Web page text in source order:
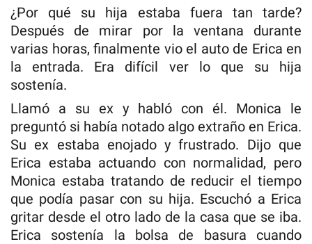
¿Por qué su hija estaba fuera tan tarde?
Después de mirar por la ventana durante
varias horas, finalmente vio el auto de Erica en
la entrada. Era difícil ver lo que su hija
sostenía.
Llamó a su ex y habló con él. Monica le
preguntó si había notado algo extraño en Erica.
Su ex estaba enojado y frustrado. Dijo que
Erica estaba actuando con normalidad, pero
Monica estaba tratando de reducir el tiempo
que podía pasar con su hija. Escuchó a Erica
gritar desde el otro lado de la casa que se iba.
Erica sostenía la bolsa de basura cuando